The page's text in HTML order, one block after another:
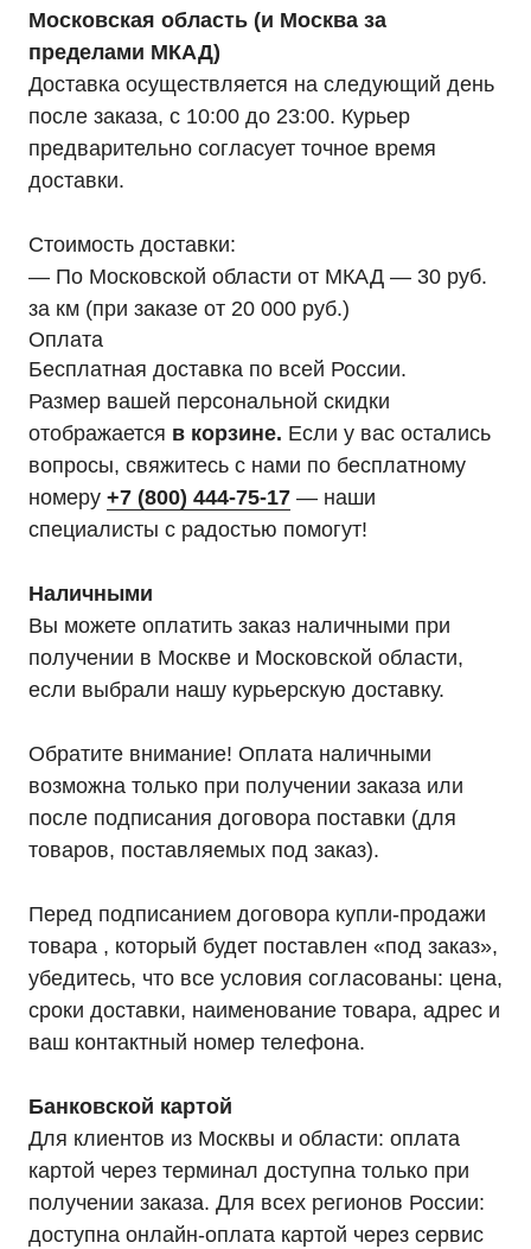
Московская область (и Москва за
пределами МКАД)
Доставка осуществляется на следующий день
после заказа, с 10:00 до 23:00. Курьер
предварительно согласует точное время
доставки.
Стоимость доставки:
— По Московской области от МКАД — 30 руб.
за км (при заказе от 20 000 руб.)
Оплата
Бесплатная доставка по всей России.
Размер вашей персональной скидки
отображается в корзине. Если у вас остались
вопросы, свяжитесь с нами по бесплатному
номеру +7 (800) 444-75-17 — наши
специалисты с радостью помогут!
Наличными
Вы можете оплатить заказ наличными при
получении в Москве и Московской области,
если выбрали нашу курьерскую доставку.
Обратите внимание! Оплата наличными
возможна только при получении заказа или
после подписания договора поставки (для
товаров, поставляемых под заказ).
Перед подписанием договора купли-продажи
товара , который будет поставлен «под заказ»,
убедитесь, что все условия согласованы: цена,
сроки доставки, наименование товара, адрес и
ваш контактный номер телефона.
Банковской картой
Для клиентов из Москвы и области: оплата
картой через терминал доступна только при
получении заказа. Для всех регионов России:
доступна онлайн-оплата картой через сервис
Мы являемся
официальным
дилером «HIDEN"
Телефон:
8 (800) 444-75-17
Почта:
info@ibp-hiden.ru
Оставьте заявку на подбор ИБП
и наши менеджеры помогут вам
подобрать подходящий вариант
Оставить заявку